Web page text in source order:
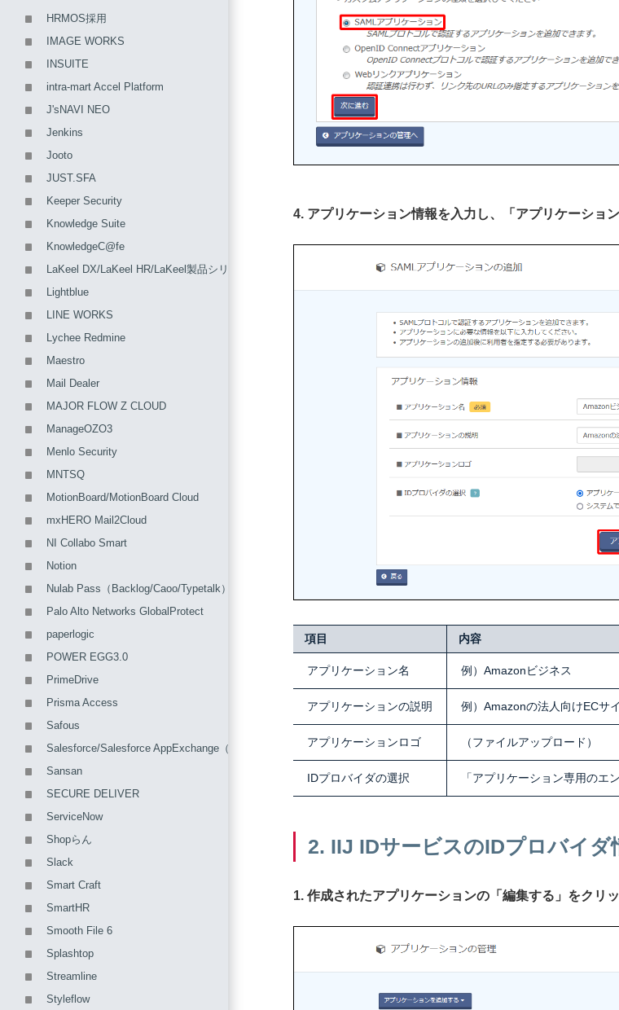
4. アプリケーション情報を入力し、「アプリケーショ
項目 内容
アプリケーション名 例）Amazonビジネス
アプリケーションの説明 例）Amazonの法人向けECサ
アプリケーションロゴ （ファイルアップロード）
IDプロバイダの選択 「アプリケーション専用のエ
2. IIJ IDサービスのIDプロバイダ
1. 作成されたアプリケーションの「編集する」をクリッ
HRMOS採用
IMAGE WORKS
INSUITE
intra-mart Accel Platform
J'sNAVI NEO
Jenkins
Jooto
JUST.SFA
Keeper Security
Knowledge Suite
KnowledgeC@fe
LaKeel DX/LaKeel HR/LaKeel製品シリーズ
Lightblue
LINE WORKS
Lychee Redmine
Maestro
Mail Dealer
MAJOR FLOW Z CLOUD
ManageOZO3
Menlo Security
MNTSQ
MotionBoard/MotionBoard Cloud
mxHERO Mail2Cloud
NI Collabo Smart
Notion
Nulab Pass（Backlog/Caoo/Typetalk）
Palo Alto Networks GlobalProtect
paperlogic
POWER EGG3.0
PrimeDrive
Prisma Access
Safous
Salesforce/Salesforce AppExchange（Team Spiritなど）
Sansan
SECURE DELIVER
ServiceNow
Shopらん
Slack
Smart Craft
SmartHR
Smooth File 6
Splashtop
Streamline
Styleflow